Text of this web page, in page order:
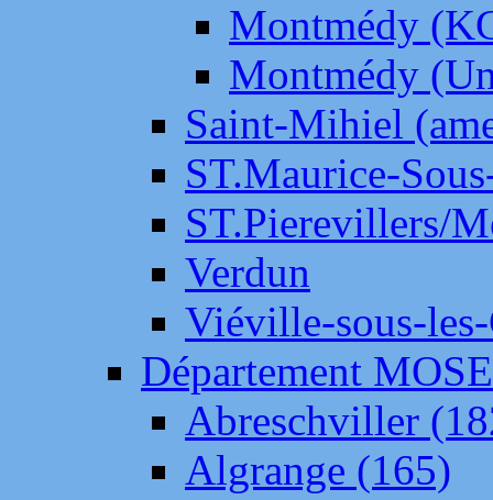
Montmédy
Montmédy
Saint-Mihiel
ST.Maurice-
ST.Pierevillers/
Verdun
Viéville-sous-
Département
Abreschviller
Algrange (165)